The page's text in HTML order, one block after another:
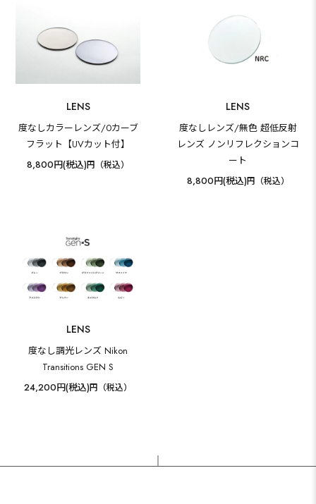
LENS
度なしカラーレンズ/0カーブ
フラット【UVカット付】
8,800円(税込)円（税込）
LENS
度なしレンズ/無色 超低反射
レンズ ノンリフレクションコ
ート
8,800円(税込)円（税込）
LENS
度なし調光レンズ Nikon
Transitions GEN S
24,200円(税込)円（税込）